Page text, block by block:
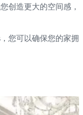
创造更大的空间感，
您可以确保您的家拥